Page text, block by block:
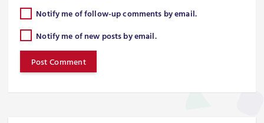
Notify me of follow-up comments by email.
Notify me of new posts by email.